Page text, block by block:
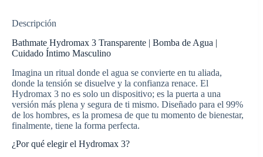
Descripción
Bathmate Hydromax 3 Transparente | Bomba de Agua |
Cuidado Íntimo Masculino
Imagina un ritual donde el agua se convierte en tu aliada,
donde la tensión se disuelve y la confianza renace. El
Hydromax 3 no es solo un dispositivo; es la puerta a una
versión más plena y segura de ti mismo. Diseñado para el 99%
de los hombres, es la promesa de que tu momento de bienestar,
finalmente, tiene la forma perfecta.
¿Por qué elegir el Hydromax 3?